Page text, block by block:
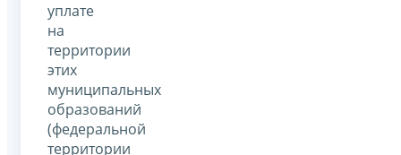
уплате
на
территории
этих
муниципальных
образований
(федеральной
территории